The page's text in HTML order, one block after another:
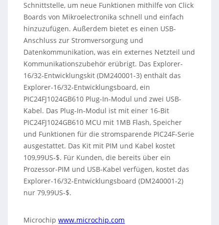
Schnittstelle, um neue Funktionen mithilfe von Click
Boards von Mikroelectronika schnell und einfach
hinzuzufügen. Außerdem bietet es einen USB-
Anschluss zur Stromversorgung und
Datenkommunikation, was ein externes Netzteil und
Kommunikationszubehör erübrigt. Das Explorer-
16/32-Entwicklungskit (DM240001-3) enthält das
Explorer-16/32-Entwicklungsboard, ein
PIC24FJ1024GB610 Plug-In-Modul und zwei USB-
Kabel. Das Plug-In-Modul ist mit einer 16-Bit
PIC24FJ1024GB610 MCU mit 1MB Flash, Speicher
und Funktionen für die stromsparende PIC24F-Serie
ausgestattet. Das Kit mit PIM und Kabel kostet
109,99US-$. Für Kunden, die bereits über ein
Prozessor-PIM und USB-Kabel verfügen, kostet das
Explorer-16/32-Entwicklungsboard (DM240001-2)
nur 79,99US-$.
Microchipwww.microchip.com